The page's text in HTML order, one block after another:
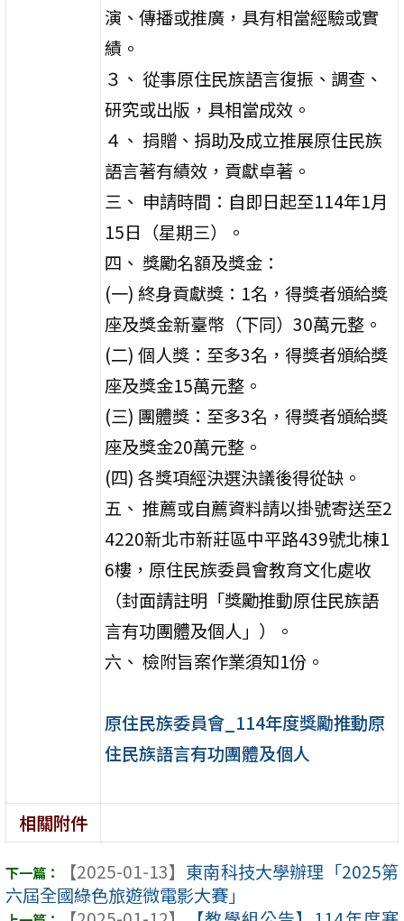
演、傳播或推廣，具有相當經驗或實
績。
３、 從事原住民族語言復振、調查、
研究或出版，具相當成效。
４、 捐贈、捐助及成立推展原住民族
語言著有績效，貢獻卓著。
三、 申請時間：自即日起至114年1月
15日（星期三）。
四、 獎勵名額及獎金：
(一) 終身貢獻獎：1名，得獎者頒給獎
座及獎金新臺幣（下同）30萬元整。
(二) 個人獎：至多3名，得獎者頒給獎
座及獎金15萬元整。
(三) 團體獎：至多3名，得獎者頒給獎
座及獎金20萬元整。
(四) 各獎項經決選決議後得從缺。
五、 推薦或自薦資料請以掛號寄送至2
4220新北市新莊區中平路439號北棟1
6樓，原住民族委員會教育文化處收
（封面請註明「獎勵推動原住民族語
言有功團體及個人」）。
六、 檢附旨案作業須知1份。
原住民族委員會_114年度獎勵推動原
住民族語言有功團體及個人
相關附件
【2025-01-13】 東南科技大學辦理「2025第
六屆全國綠色旅遊微電影大賽」